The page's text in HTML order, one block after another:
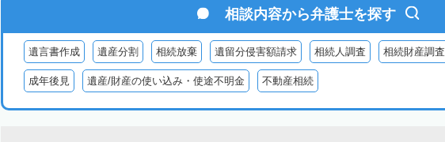
相談内容から弁護士を探す
遺言書作成 遺産分割 相続放棄 遺留分侵害額請求 相続人調査 相続財産調査
成年後見 遺産/財産の使い込み・使途不明金 不動産相続